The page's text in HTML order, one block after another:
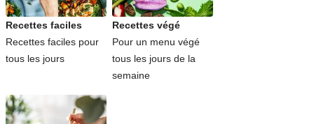
Recettes faciles
Recettes faciles pour
tous les jours
Recettes végé
Pour un menu végé
tous les jours de la
semaine